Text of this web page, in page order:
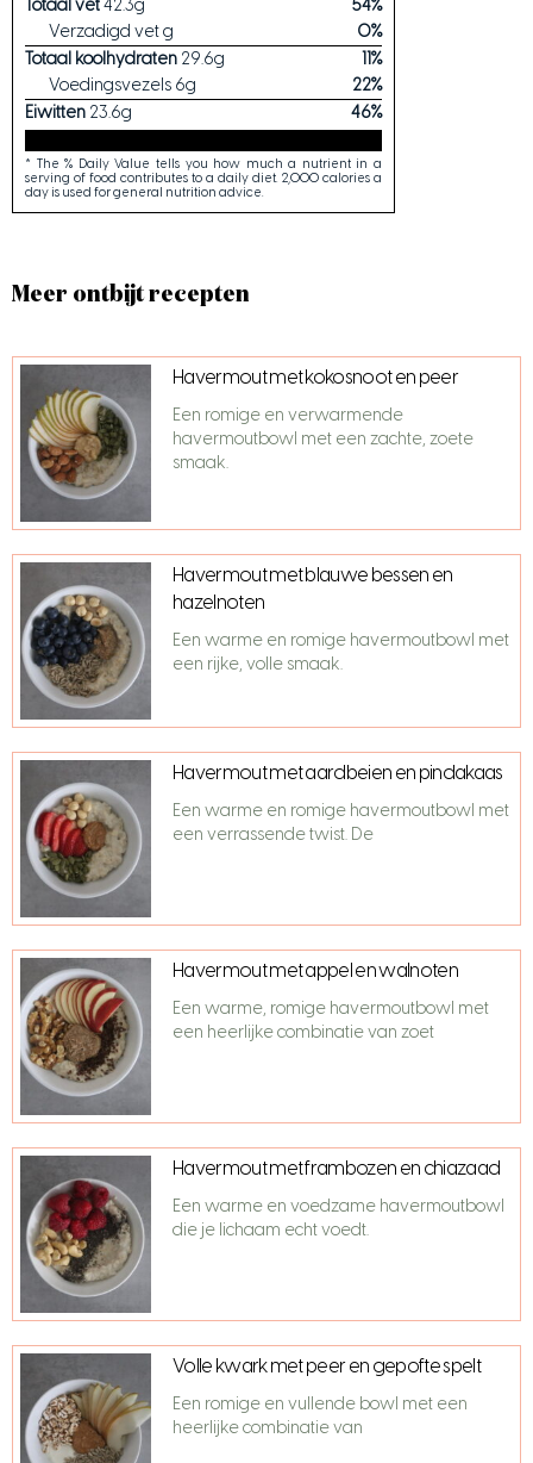
Totaal vet42.3g 54%
Verzadigd vetg 0%
Totaal koolhydraten 29.6g 11%
Voedingsvezels 6g 22%
Eiwitten 23.6g 46%
* The % Daily Value tells you how much a nutrient in a
serving of food contributes to a daily diet. 2,000 calories a
day is used for general nutrition advice.
Meer ontbijt recepten
Havermout met kokosnoot en peer
Een romige en verwarmende
havermoutbowl met een zachte, zoete
smaak.
Havermout met blauwe bessen en
hazelnoten
Een warme en romige havermoutbowl met
een rijke, volle smaak.
Havermout met aardbeien en pindakaas
Een warme en romige havermoutbowl met
een verrassende twist. De
Havermout met appel en walnoten
Een warme, romige havermoutbowl met
een heerlijke combinatie van zoet
Havermout met frambozen en chiazaad
Een warme en voedzame havermoutbowl
die je lichaam echt voedt.
Volle kwark met peer en gepofte spelt
Een romige en vullende bowl met een
heerlijke combinatie van